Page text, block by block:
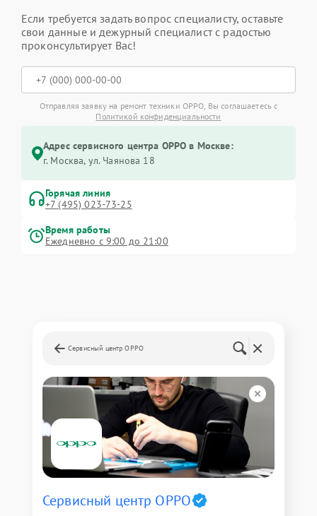
Если требуется задать вопрос специалисту, оставьте
свои данные и дежурный специалист с радостью
проконсультирует Вас!
Отправляя заявку на ремонт техники OPPO, Вы соглашаетесь с
Политикой конфиденциальности
Адрес сервисного центра OPPO в Москве:
г. Москва, ул. Чаянова 18
Горячая линия
+7 (495) 023-73-25
Время работы
Ежедневно с 9:00 до 21:00
Сервисный центр OPPO
Сервисный центр OPPO